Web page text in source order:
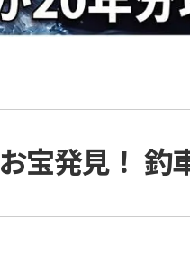
お宝発見！ 釣